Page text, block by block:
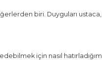
biri. Duyguları
için nasıl